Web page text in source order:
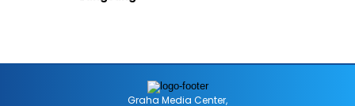
Graha Media Center,